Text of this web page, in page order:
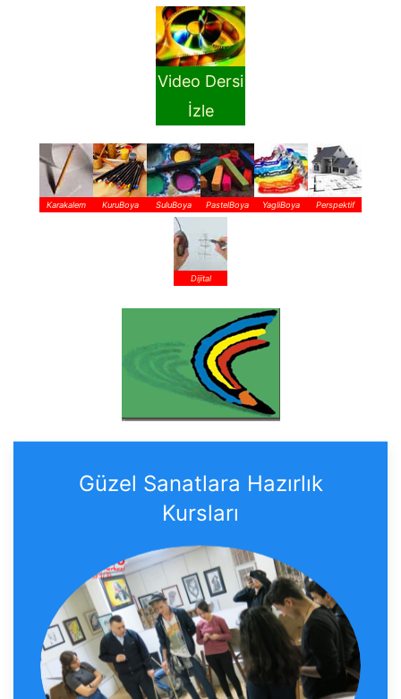
Video Dersi
İzle
Karakalem KuruBoya SuluBoya PastelBoya YagliBoya Perspektif
Dijital
Güzel Sanatlara Hazırlık
Kursları